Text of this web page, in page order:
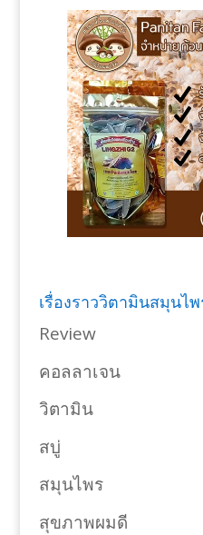
เรื่องราววิตามินสมุนไ
Review
คอลลาเจน
วิตามิน
สบู่
สมุนไพร
สุขภาพผมดี